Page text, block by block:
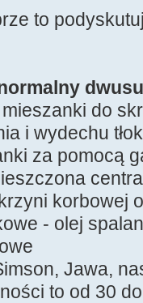
to
do
i wydechu
za pomocą
korbowej
- olej
Jawa,
to od 30